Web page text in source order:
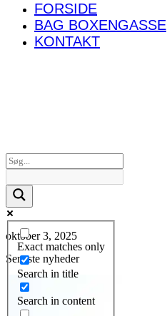
FORSIDE
BAG BOXENGASSE
KONTAKT
Exact matches only
Search in title
Search in content
oktober 3, 2025
Seneste nyheder